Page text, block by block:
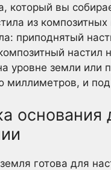
который вы
из
приподнятый
настил
уровне земли или
миллиметров, и
готова для